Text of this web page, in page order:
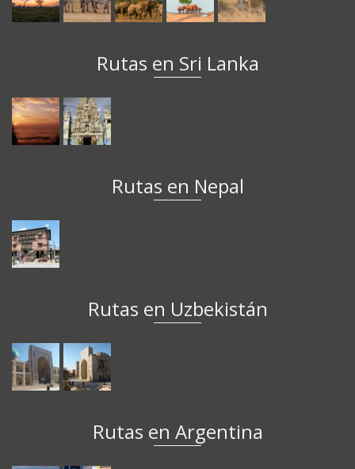
Rutas en Sri Lanka
Rutas en Nepal
Rutas en Uzbekistán
Rutas en Argentina